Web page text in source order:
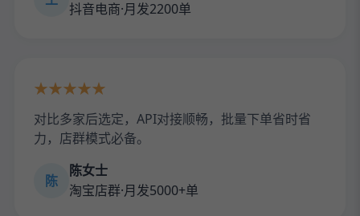
抖音电商·月发2200单
★★★★★
对比多家后选定，API对接顺畅，批量下单省时省
力，店群模式必备。
陈
陈女士
淘宝店群·月发5000+单